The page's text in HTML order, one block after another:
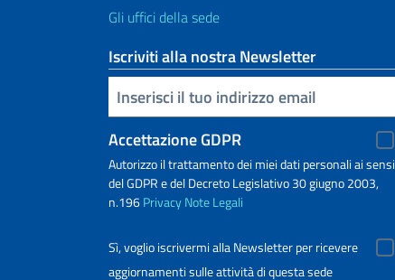
Gli uffici della sede
Iscriviti alla nostra Newsletter
Inserisci la tua email
Accettazione GDPR
Autorizzo il trattamento dei miei dati personali ai sensi
del GDPR e del Decreto Legislativo 30 giugno 2003,
n.196PrivacyNote Legali
Sì, voglio iscrivermi alla Newsletter per ricevere
aggiornamenti sulle attività di questa sede